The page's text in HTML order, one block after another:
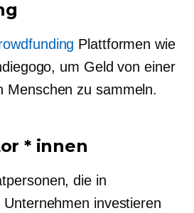
Plattformen wie
um Geld von einer
Menschen zu sammeln.
* innen
die in
investieren